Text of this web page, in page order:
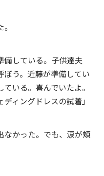
備している。子供達夫
う。近藤が準備してい
いる。喜んでいたよ。
ィングドレスの試着」
なかった。でも、涙が頬